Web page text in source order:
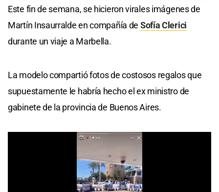
Este fin de semana, se hicieron virales imágenes de
Martín Insaurralde en compañía de Sofía Clerici
durante un viaje a Marbella.
La modelo compartió fotos de costosos regalos que
supuestamente le habría hecho el ex ministro de
gabinete de la provincia de Buenos Aires.